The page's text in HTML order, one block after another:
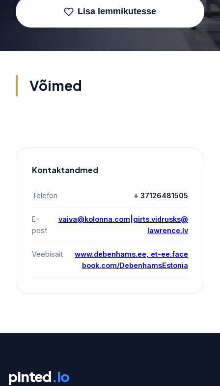
Lisa lemmikutesse
Võimed
Kontaktandmed
Telefon + 37126481505
E-
post
vaiva@kolonna.com|girts.vidrusks@
lawrence.lv
Veebisait
www.debenhams.ee, et-ee.face
book.com/DebenhamsEstonia
pinted.io